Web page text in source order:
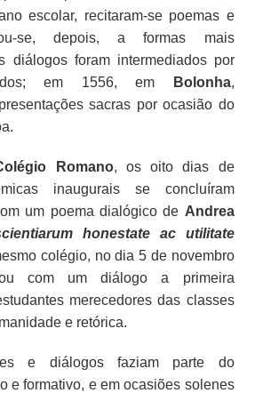
escolar, recitaram-se poemas e
se, depois, a formas mais
diálogos foram intermediados por
em 1556, em
Bolonha,
sacras por ocasião do
Romano, os oito dias de
inaugurais se concluíram
um poema dialógico de Andrea
honestate ac utilitate
colégio, no dia 5 de novembro
com um diálogo a primeira
merecedores das classes
e retórica.
e diálogos faziam parte do
e formativo, e em ocasiões solenes